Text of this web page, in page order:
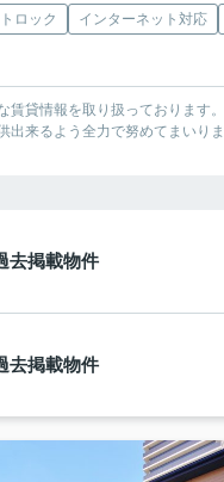
ロック インターネット対応
賃貸情報を取り扱っております
出来るよう全力で努めてまいり
去掲載物件
去掲載物件